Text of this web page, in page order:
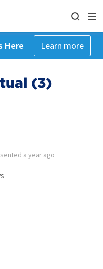
Here Learn more
(3)
a year ago